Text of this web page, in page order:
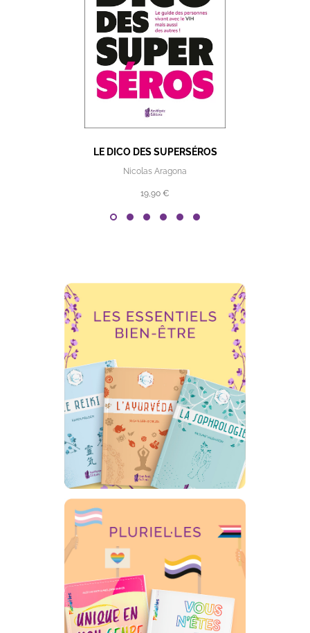
LE DICO DES SUPERSÉROS
Nicolas Aragona
19,90 €